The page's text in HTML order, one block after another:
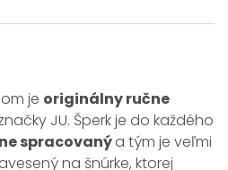
je originálny ručne
JU. Šperk je do každého
spracovanýa tým je veľmi
na šnúrke, ktorej